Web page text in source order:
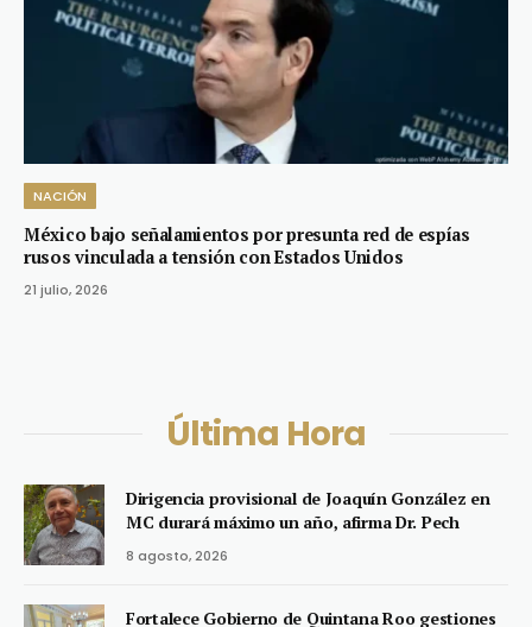
NACIÓN
México bajo señalamientos por presunta red de espías
rusos vinculada a tensión con Estados Unidos
21 julio, 2026
Última Hora
Dirigencia provisional de Joaquín González en
MC durará máximo un año, afirma Dr. Pech
8 agosto, 2026
Fortalece Gobierno de Quintana Roo gestiones